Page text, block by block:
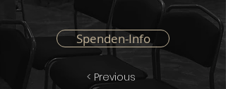
Spenden-Info
< Previous